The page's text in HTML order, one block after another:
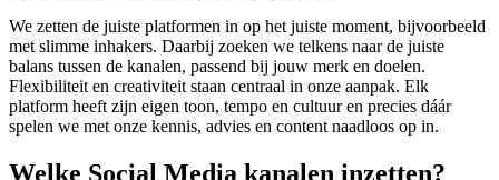
We zetten de juiste platformen in op het juiste moment, bijvoorbeeld
met slimme inhakers. Daarbij zoeken we telkens naar de juiste
balans tussen de kanalen, passend bij jouw merk en doelen.
Flexibiliteit en creativiteit staan centraal in onze aanpak. Elk
platform heeft zijn eigen toon, tempo en cultuur en precies dáár
spelen we met onze kennis, advies en content naadloos op in.
Welke Social Media kanalen inzetten?